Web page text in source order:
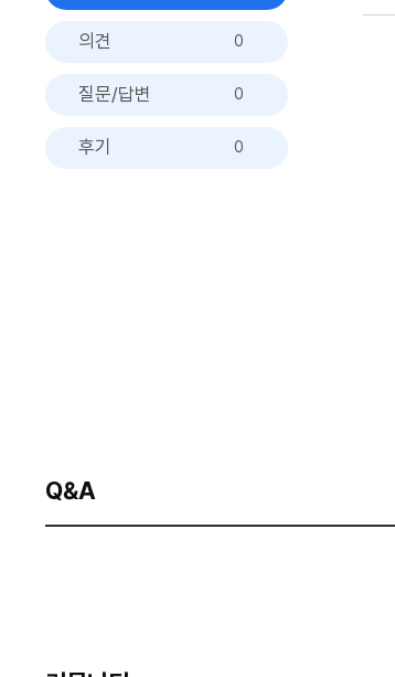
의견 0
질문/답변 0
후기 0
Q&A